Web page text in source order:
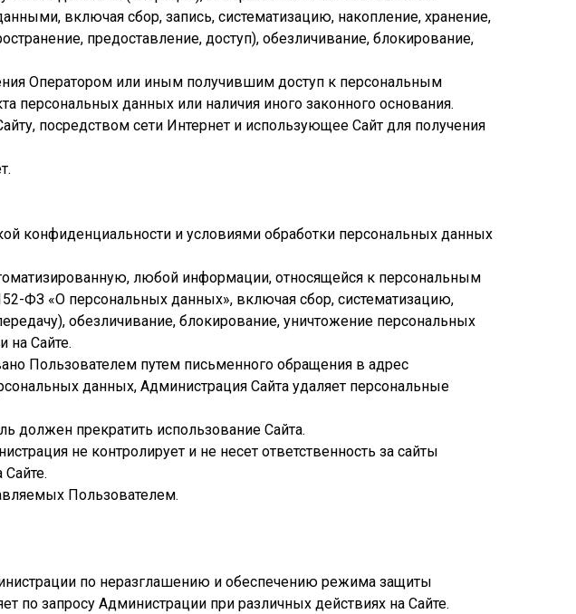
включая сбор, запись, систематизацию, накопление, хранение,
предоставление, доступ), обезличивание, блокирование,
Оператором или иным получившим доступ к персональным
персональных данных или наличия иного законного основания.
посредством сети Интернет и использующее Сайт для получения
конфиденциальности и условиями обработки персональных данных
любой информации, относящейся к персональным
ФЗ «О персональных данных», включая сбор, систематизацию,
обезличивание, блокирование, уничтожение персональных
на Сайте.
Пользователем путем письменного обращения в адрес
данных, Администрация Сайта удаляет персональные
должен прекратить использование Сайта.
не контролирует и не несет ответственность за сайты
Пользователем.
по неразглашению и обеспечению режима защиты
по запросу Администрации при различных действиях на Сайте.